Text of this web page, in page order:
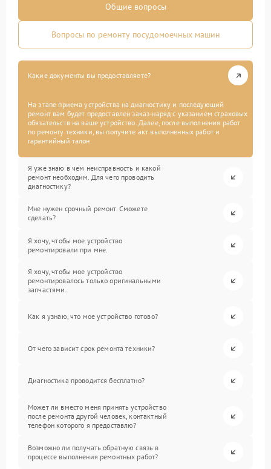
Общие вопросы
Вопросы по ремонту посудомоечных машин
Какие документы вы предоставляете?
На этапе приема устройства на диагностику и последующий
ремонт вам будет предоставлен заказ-наряд с указанием страховых
обязательств на ваше устройство. Далее, после выполнения работ
по ремонту техники, вы получите акт выполненных работ и
гарантийный талон.
Я уже знаю в чем неисправность и какой
ремонт необходим. Для чего проводить
диагностику?
Мне нужен срочный ремонт. Сможете
сделать?
Я хочу, чтобы мое устройство
ремонтировали при мне.
Я хочу, чтобы мое устройство
ремонтировалось только оригинальными
запчастями.
Как я узнаю, что мое устройство готово?
От чего зависит срок ремонта техники?
Диагностика проводится бесплатно?
Может ли вместо меня принять устройство
после ремонта другой человек, контактный
телефон которого я предоставлю?
Возможно ли получать обратную связь в
процессе выполнения ремонтных работ?